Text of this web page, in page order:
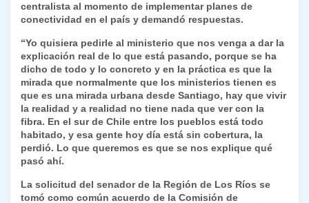
centralista al momento de implementar planes de
conectividad en el país y demandó respuestas.
“Yo quisiera pedirle al ministerio que nos venga a dar la
explicación real de lo que está pasando, porque se ha
dicho de todo y lo concreto y en la práctica es que la
mirada que normalmente que los ministerios tienen es
que es una mirada urbana desde Santiago, hay que vivir
la realidad y a realidad no tiene nada que ver con la
fibra. En el sur de Chile entre los pueblos está todo
habitado, y esa gente hoy día está sin cobertura, la
perdió. Lo que queremos es que se nos explique qué
pasó ahí.
La solicitud del senador de la Región de Los Ríos se
tomó como común acuerdo de la Comisión de